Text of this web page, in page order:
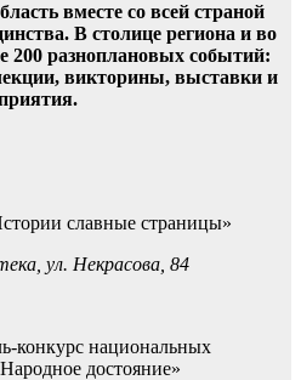
вместе со всей страной
В столице региона и во
200 разноплановых событий:
викторины, выставки и
славные страницы»
ул. Некрасова, 84
конкурс национальных
достояние»